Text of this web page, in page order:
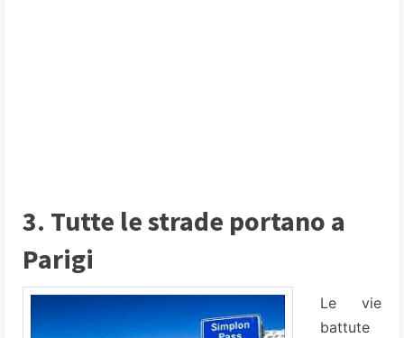
3. Tutte le strade portano a
Parigi
Le vie
battute